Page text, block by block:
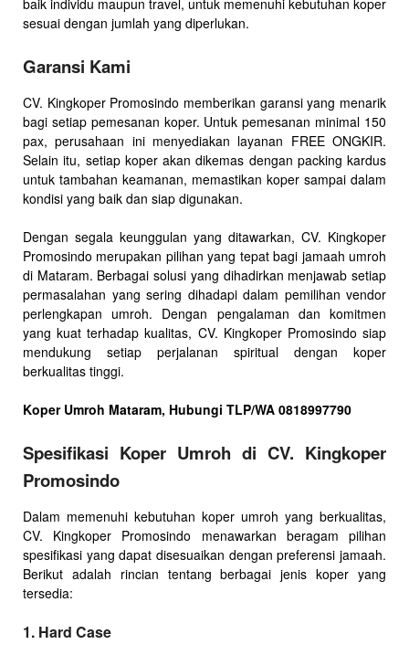
baik individu maupun travel, untuk memenuhi kebutuhan koper
sesuai dengan jumlah yang diperlukan.
Garansi Kami
CV. Kingkoper Promosindo memberikan garansi yang menarik
bagi setiap pemesanan koper. Untuk pemesanan minimal 150
pax, perusahaan ini menyediakan layanan FREE ONGKIR.
Selain itu, setiap koper akan dikemas dengan packing kardus
untuk tambahan keamanan, memastikan koper sampai dalam
kondisi yang baik dan siap digunakan.
Dengan segala keunggulan yang ditawarkan, CV. Kingkoper
Promosindo merupakan pilihan yang tepat bagi jamaah umroh
di Mataram. Berbagai solusi yang dihadirkan menjawab setiap
permasalahan yang sering dihadapi dalam pemilihan vendor
perlengkapan umroh. Dengan pengalaman dan komitmen
yang kuat terhadap kualitas, CV. Kingkoper Promosindo siap
mendukung setiap perjalanan spiritual dengan koper
berkualitas tinggi.
Koper Umroh Mataram, Hubungi TLP/WA 0818997790
Spesifikasi Koper Umroh di CV. Kingkoper
Promosindo
Dalam memenuhi kebutuhan koper umroh yang berkualitas,
CV. Kingkoper Promosindo menawarkan beragam pilihan
spesifikasi yang dapat disesuaikan dengan preferensi jamaah.
Berikut adalah rincian tentang berbagai jenis koper yang
tersedia:
1. Hard Case